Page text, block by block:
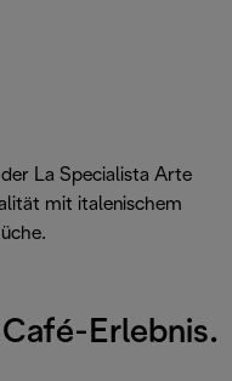
La Specialista Arte
mit italenischem
Erlebnis.